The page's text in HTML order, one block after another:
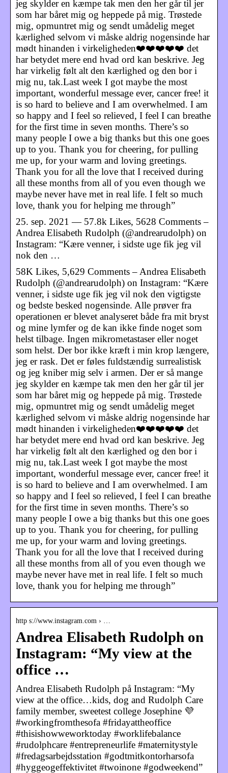
jeg skylder en kæmpe tak men den her går til jer
som har båret mig og heppede på mig. Trøstede
mig, opmuntret mig og sendt umådelig meget
kærlighed selvom vi måske aldrig nogensinde har
mødt hinanden i virkeligheden❤️❤️❤️❤️❤️ det
har betydet mere end hvad ord kan beskrive. Jeg
har virkelig følt alt den kærlighed og den bor i
mig nu, tak.Last week I got maybe the most
important, wonderful message ever, cancer free! it
is so hard to believe and I am overwhelmed. I am
so happy and I feel so relieved, I feel I can breathe
for the first time in seven months. There’s so
many people I owe a big thanks but this one goes
up to you. Thank you for cheering, for pulling
me up, for your warm and loving greetings.
Thank you for all the love that I received during
all these months from all of you even though we
maybe never have met in real life. I felt so much
love, thank you for helping me through”
25. sep. 2021 — 57.8k Likes, 5628 Comments –
Andrea Elisabeth Rudolph (@andrearudolph) on
Instagram: “Kære venner, i sidste uge fik jeg vil
nok den …
58K Likes, 5,629 Comments – Andrea Elisabeth
Rudolph (@andrearudolph) on Instagram: “Kære
venner, i sidste uge fik jeg vil nok den vigtigste
og bedste besked nogensinde. Alle prøver fra
operationen er blevet analyseret både fra mit bryst
og mine lymfer og de kan ikke finde noget som
helst tilbage. Ingen mikrometastaser eller noget
som helst. Der bor ikke kræft i min krop længere,
jeg er rask. Det er føles fuldstændig surrealistisk
og jeg kniber mig selv i armen. Der er så mange
jeg skylder en kæmpe tak men den her går til jer
som har båret mig og heppede på mig. Trøstede
mig, opmuntret mig og sendt umådelig meget
kærlighed selvom vi måske aldrig nogensinde har
mødt hinanden i virkeligheden❤️❤️❤️❤️❤️ det
har betydet mere end hvad ord kan beskrive. Jeg
har virkelig følt alt den kærlighed og den bor i
mig nu, tak.Last week I got maybe the most
important, wonderful message ever, cancer free! it
is so hard to believe and I am overwhelmed. I am
so happy and I feel so relieved, I feel I can breathe
for the first time in seven months. There’s so
many people I owe a big thanks but this one goes
up to you. Thank you for cheering, for pulling
me up, for your warm and loving greetings.
Thank you for all the love that I received during
all these months from all of you even though we
maybe never have met in real life. I felt so much
love, thank you for helping me through”
http s://www.instagram.com › …
Andrea Elisabeth Rudolph on
Instagram: “My view at the
office …
Andrea Elisabeth Rudolph på Instagram: “My
view at the office…kids, dog and Rudolph Care
family member, sweetest college Josephine 💜
#workingfromthesofa #fridayattheoffice
#thisishowweworktoday #worklifebalance
#rudolphcare #entrepreneurlife #maternitystyle
#fredagsarbejdsstation #godtmitkontorharsofa
#hyggeogeffektivitet #twoinone #godweekend”